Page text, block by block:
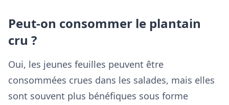
Peut-on consommer le plantain
cru ?
Oui, les jeunes feuilles peuvent être
consommées crues dans les salades, mais elles
sont souvent plus bénéfiques sous forme